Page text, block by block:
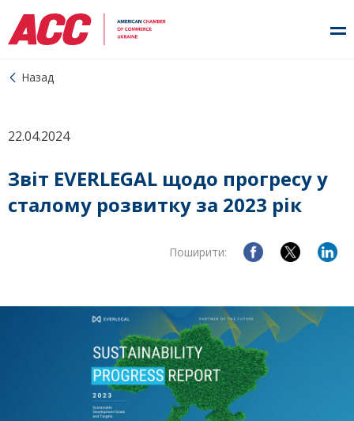
Назад
22.04.2024
Звіт EVERLEGAL щодо прогресу у
сталому розвитку за 2023 рік
Поширити: